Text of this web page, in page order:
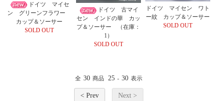
ドイツ マイセ
ン グリーンフラワー
カップ＆ソーサー
SOLD OUT
ドイツ 古マイ
セン インドの華 カッ
プ＆ソーサー （在庫：
1）
SOLD OUT
ドイツ マイセン ワト
ー紋 カップ＆ソーサー
SOLD OUT
全 30 商品 25 - 30 表示
< Prev Next >